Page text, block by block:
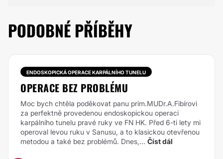
PODOBNÉ PŘÍBĚHY
ENDOSKOPICKÁ OPERACE KARPÁLNÍHO TUNELU
OPERACE BEZ PROBLÉMU
Moc bych chtěla poděkovat panu prim.MUDr.A.Fibírovi
za perfektně provedenou endoskopickou operaci
karpálního tunelu pravé ruky ve FN HK. Před 6-ti lety mi
operoval levou ruku v Sanusu, a to klasickou otevřenou
metodou a také bez problémů. Dnes,... Číst dál